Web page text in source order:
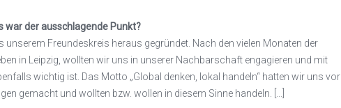
war der ausschlagende Punkt?
Freundeskreis heraus gegründet. Nach den vielen Monaten der
in Leipzig, wollten wir uns in unserer Nachbarschaft engagieren und mit
wichtig ist. Das Motto „Global denken, lokal handeln“ hatten wir uns vor
gemacht und wollten bzw. wollen in diesem Sinne handeln. [...]